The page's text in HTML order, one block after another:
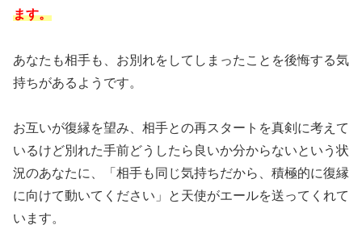
ます。
あなたも相手も、お別れをしてしまったことを後悔する気
持ちがあるようです。
お互いが復縁を望み、相手との再スタートを真剣に考えて
いるけど別れた手前どうしたら良いか分からないという状
況のあなたに、「相手も同じ気持ちだから、積極的に復縁
に向けて動いてください」と天使がエールを送ってくれて
います。